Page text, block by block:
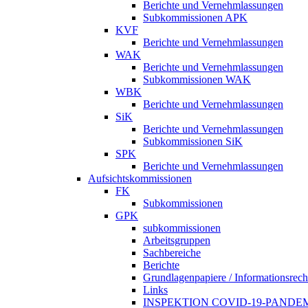
Berichte und Vernehmlassungen
Subkommissionen APK
KVF
Berichte und Vernehmlassungen
WAK
Berichte und Vernehmlassungen
Subkommissionen WAK
WBK
Berichte und Vernehmlassungen
SiK
Berichte und Vernehmlassungen
Subkommissionen SiK
SPK
Berichte und Vernehmlassungen
Aufsichtskommissionen
FK
Subkommissionen
GPK
subkommissionen
Arbeitsgruppen
Sachbereiche
Berichte
Grundlagenpapiere /
Links
INSPEKTION COVID-19-